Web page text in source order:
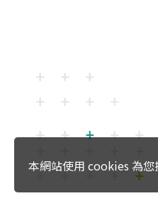
本網站使用 cookies 為